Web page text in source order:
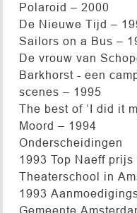
Polaroid – 2000
De Nieuwe Tijd –
Sailors on a Bus –
De vrouw van
Barkhorst - een
scenes – 1995
The best of ‘I did it
Moord – 1994
Onderscheidingen
1993 Top Naeff prijs
Theaterschool in
1993
Gemeente